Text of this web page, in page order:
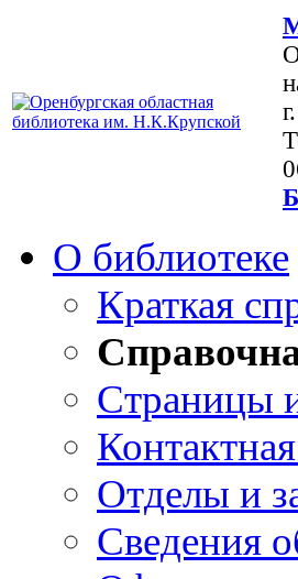
О библиотеке
Краткая
Страницы
Отделы и
Сведения